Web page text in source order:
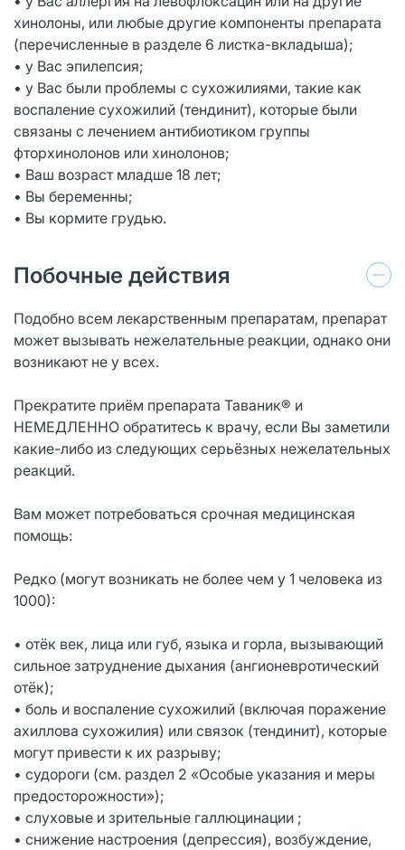
хинолоны, или любые другие компоненты препарата
(перечисленные в разделе 6 листка-вкладыша);
• у Вас эпилепсия;
• у Вас были проблемы с сухожилиями, такие как
воспаление сухожилий (тендинит), которые были
связаны с лечением антибиотиком группы
фторхинолонов или хинолонов;
• Ваш возраст младше 18 лет;
• Вы беременны;
• Вы кормите грудью.
Побочные действия
Подобно всем лекарственным препаратам, препарат
может вызывать нежелательные реакции, однако они
возникают не у всех.
Прекратите приём препарата Таваник® и
НЕМЕДЛЕННО обратитесь к врачу, если Вы заметили
какие-либо из следующих серьёзных нежелательных
реакций.
Вам может потребоваться срочная медицинская
помощь:
Редко (могут возникать не более чем у 1 человека из
1000):
• отёк век, лица или губ, языка и горла, вызывающий
сильное затруднение дыхания (ангионевротический
отёк);
• боль и воспаление сухожилий (включая поражение
ахиллова сухожилия) или связок (тендинит), которые
могут привести к их разрыву;
• судороги (см. раздел 2 «Особые указания и меры
предосторожности»);
• слуховые и зрительные галлюцинации ;
• снижение настроения (депрессия), возбуждение,